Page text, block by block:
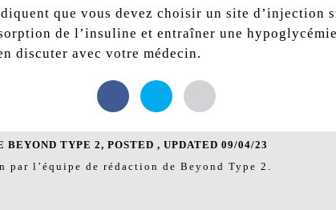
que vous devez choisir un site d’injection
de l’insuline et entraîner une
discuter avec votre médecin.
TYPE 2, POSTED , UPDATED 09/04/23
l’équipe de rédaction de Beyond Type 2.